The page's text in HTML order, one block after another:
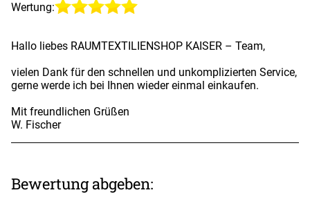
Wertung:
Hallo liebes RAUMTEXTILIENSHOP KAISER – Team,
vielen Dank für den schnellen und unkomplizierten Service,
gerne werde ich bei Ihnen wieder einmal einkaufen.
Mit freundlichen Grüßen
W. Fischer
Bewertung abgeben: